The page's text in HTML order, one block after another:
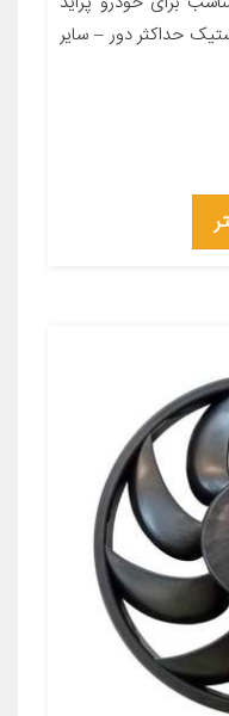
کالا پلاستیک حداکثر دور – سایر